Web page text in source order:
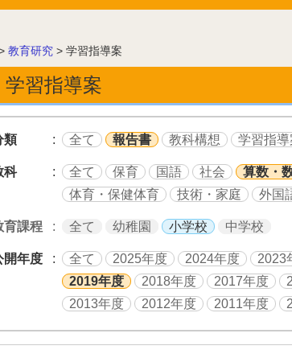
このページの本文へ
教育研究 > 学習指導案
学習指導案
類 全て 報告書 教科構想 学習指導
科 全て 保育 国語 社会 算数・
体育・保健体育
技術・家庭 外国
育課程 全て 幼稚園 小学校 中学校
開年度 全て 2025年度 2024年度 2023
2019年度
2018年度 2017年度
2013年度
2012年度 2011年度